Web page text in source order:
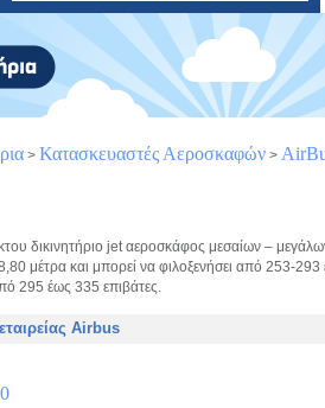
> Κατασκευαστές Αεροσκαφών >
δικινητήριο jet αεροσκάφος μεσαίων –
μέτρα και μπορεί να φιλοξενήσει από 253-
295 έως 335 επιβάτες.
Airbus